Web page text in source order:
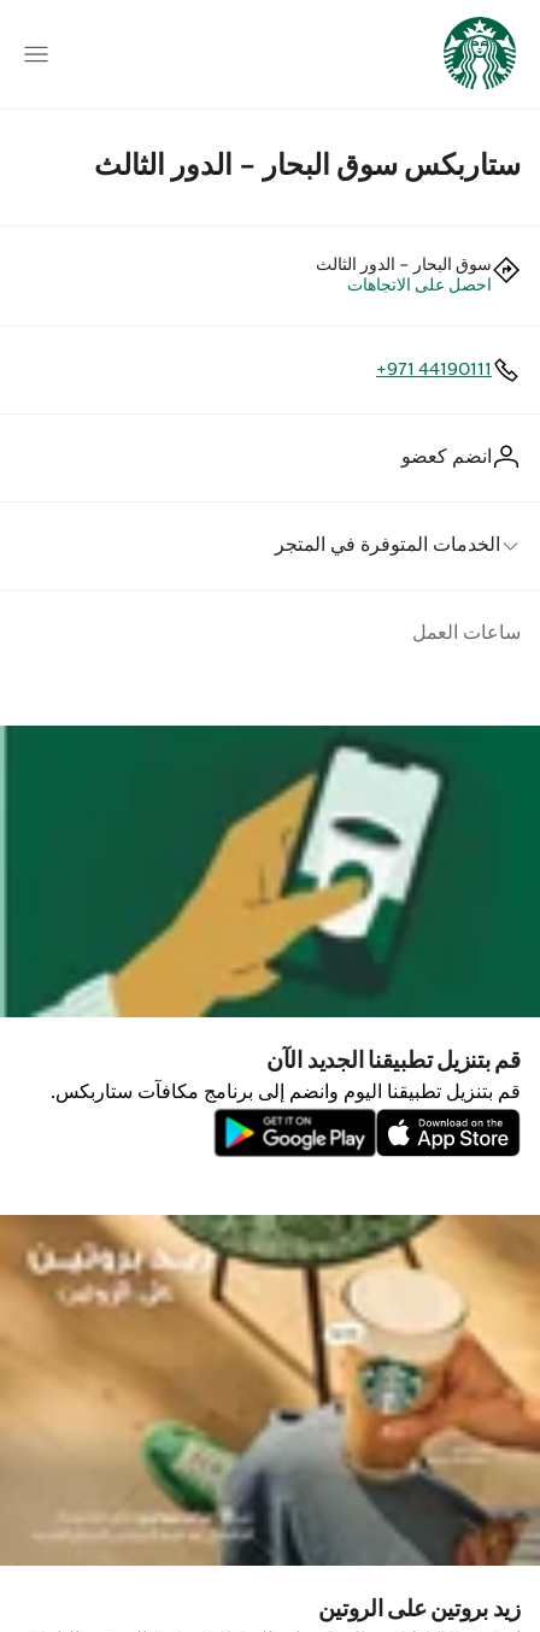
ستاربكس سوق البحار - الدور الثالث
سوق البحار - الدور الثالث
احصل على الاتجاهات
+971 44190111
انضم كعضو
الخدمات المتوفرة في المتجر
ساعات العمل
قم بتنزيل تطبيقنا الجديد الآن
قم بتنزيل تطبيقنا اليوم وانضم إلى برنامج مكافآت ستاربكس.
زيد بروتين على الروتين